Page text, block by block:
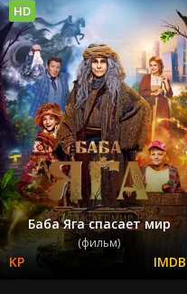
Баба Яга спасает мир
(фильм)
HD